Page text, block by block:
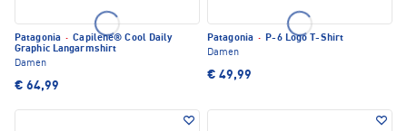
Patagonia · Capilene® Cool Daily
Graphic Langarmshirt
Damen
€ 64,99
Patagonia · P-6 Logo T-Shirt
Damen
€ 49,99